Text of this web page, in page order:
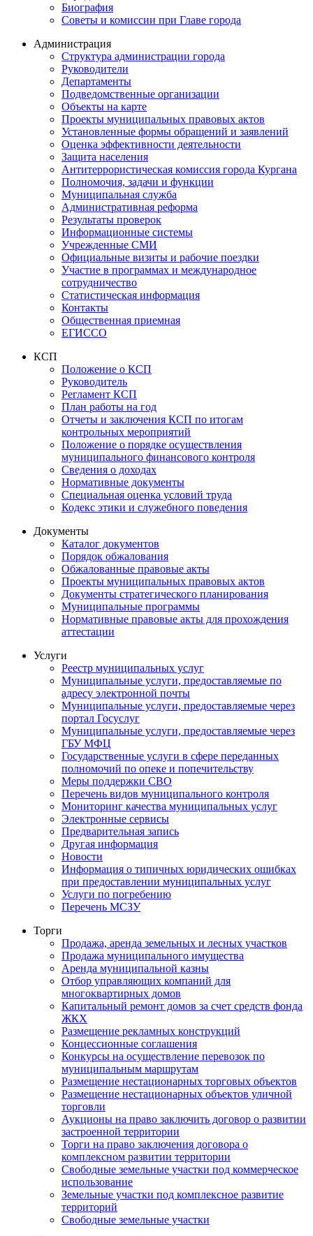
Биография
Советы и комиссии при Главе города
Администрация
Структура администрации города
Руководители
Департаменты
Подведомственные организации
Объекты на карте
Проекты муниципальных правовых актов
Установленные формы обращений и заявлений
Оценка эффективности деятельности
Защита населения
Антитеррористическая комиссия города Кургана
Полномочия, задачи и функции
Муниципальная служба
Административная реформа
Результаты проверок
Информационные системы
Учрежденные СМИ
Официальные визиты и рабочие поездки
Участие в программах и международное
сотрудничество
Статистическая информация
Контакты
Общественная приемная
ЕГИССО
КСП
Положение о КСП
Руководитель
Регламент КСП
План работы на год
Отчеты и заключения КСП по итогам
контрольных мероприятий
Положение о порядке осуществления
муниципального финансового контроля
Сведения о доходах
Нормативные документы
Специальная оценка условий труда
Кодекс этики и служебного поведения
Документы
Каталог документов
Порядок обжалования
Обжалованные правовые акты
Проекты муниципальных правовых актов
Документы стратегического планирования
Муниципальные программы
Нормативные правовые акты для прохождения
аттестации
Услуги
Реестр муниципальных услуг
Муниципальные услуги, предоставляемые по
адресу электронной почты
Муниципальные услуги, предоставляемые через
портал Госуслуг
Муниципальные услуги, предоставляемые через
ГБУ МФЦ
Государственные услуги в сфере переданных
полномочий по опеке и попечительству
Меры поддержки СВО
Перечень видов муниципального контроля
Мониторинг качества муниципальных услуг
Электронные сервисы
Предварительная запись
Другая информация
Новости
Информация о типичных юридических ошибках
при предоставлении муниципальных услуг
Услуги по погребению
Перечень МСЗУ
Торги
Продажа, аренда земельных и лесных участков
Продажа муниципального имущества
Аренда муниципальной казны
Отбор управляющих компаний для
многоквартирных домов
Капитальный ремонт домов за счет средств фонда
ЖКХ
Размещение рекламных конструкций
Концессионные соглашения
Конкурсы на осуществление перевозок по
муниципальным маршрутам
Размещение нестационарных торговых объектов
Размещение нестационарных объектов уличной
торговли
Аукционы на право заключить договор о развитии
застроенной территории
Торги на право заключения договора о
комплексном развитии территории
Свободные земельные участки под коммерческое
использование
Земельные участки под комплексное развитие
территорий
Свободные земельные участки